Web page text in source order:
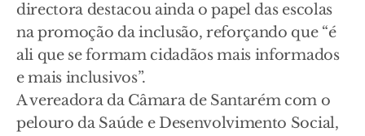
directora destacou ainda o papel das escolas
na promoção da inclusão, reforçando que “é
ali que se formam cidadãos mais informados
e mais inclusivos”.
A vereadora da Câmara de Santarém com o
pelouro da Saúde e Desenvolvimento Social,